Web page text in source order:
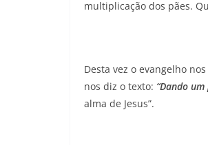
multiplicação dos pães.
Desta vez o evangelho
nos diz o texto: “Dando
alma de Jesus”.